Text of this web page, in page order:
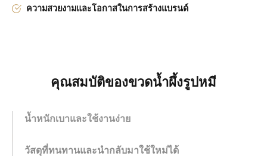
ความสวยงามและโอกาสในการสร้างแบรนด์
คุณสมบัติของขวดน้ำผึ้งรูปหมี
น้ำหนักเบาและใช้งานง่าย
วัสดุที่ทนทานและนำกลับมาใช้ใหม่ได้